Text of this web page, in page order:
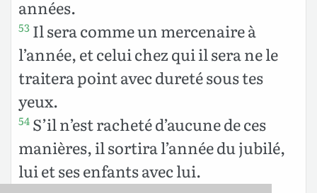
années.
53 Il sera comme un mercenaire à
l’année, et celui chez qui il sera ne le
traitera point avec dureté sous tes
yeux.
54 S’il n’est racheté d’aucune de ces
manières, il sortira l’année du jubilé,
lui et ses enfants avec lui.